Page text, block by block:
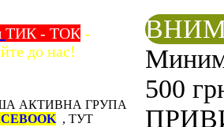
ТИК - ТОК -
до нас!
АКТИВНА ГРУПА
, ТУТ
500